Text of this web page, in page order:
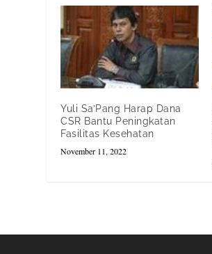
Yuli Sa’Pang Harap Dana
CSR Bantu Peningkatan
Fasilitas Kesehatan
November 11, 2022